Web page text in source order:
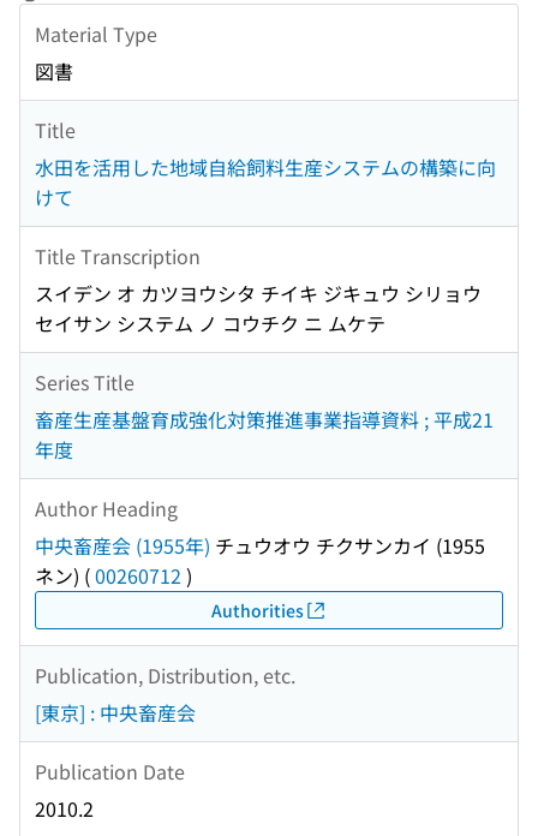
Material Type
図書
Title
水田を活用した地域自給飼料生産システムの構築に向
けて
Title Transcription
スイデン オ カツヨウシタ チイキ ジキュウ シリョウ
セイサン システム ノ コウチク ニ ムケテ
Series Title
畜産生産基盤育成強化対策推進事業指導資料 ; 平成21
年度
Author Heading
中央畜産会 (1955年) チュウオウ チクサンカイ (1955
ネン) (00260712 )
Authorities
Publication, Distribution, etc.
[東京] : 中央畜産会
Publication Date
2010.2